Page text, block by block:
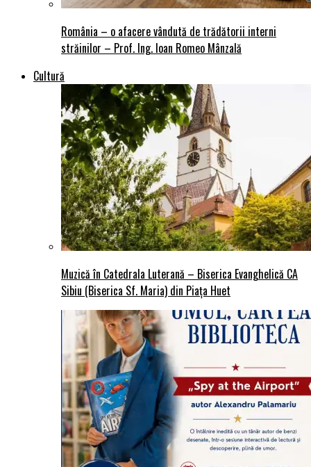
România – o afacere vândută de trădătorii interni
străinilor – Prof. Ing. Ioan Romeo Mânzală
Cultură
Muzică în Catedrala Luterană – Biserica Evanghelică CA
Sibiu (Biserica Sf. Maria) din Piaţa Huet